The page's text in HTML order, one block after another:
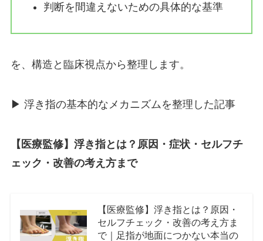
判断を間違えないための具体的な基準
を、構造と臨床視点から整理します。
▶︎ 浮き指の基本的なメカニズムを整理した記事
【医療監修】浮き指とは？原因・症状・セルフチ
ェック・改善の考え方まで
【医療監修】浮き指とは？原因・
セルフチェック・改善の考え方ま
で｜足指が地面につかない本当の